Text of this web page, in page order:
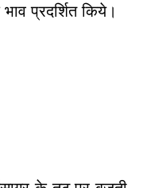
प्रदर्शित किये।